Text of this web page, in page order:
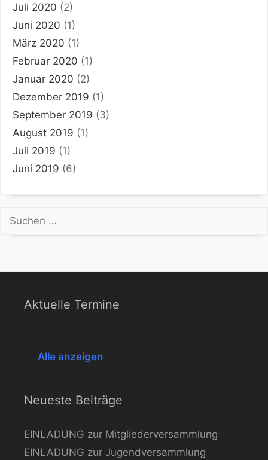
Juli 2020 (2)
Juni 2020 (1)
März 2020 (1)
Februar 2020 (1)
Januar 2020 (2)
Dezember 2019 (1)
September 2019 (3)
August 2019 (1)
Juli 2019 (1)
Juni 2019 (6)
Suchen
nach:
Aktuelle Termine
Alle anzeigen
Neueste Beiträge
EINLADUNG zur Mitgliederversammlung
EINLADUNG zur Jugendversammlung